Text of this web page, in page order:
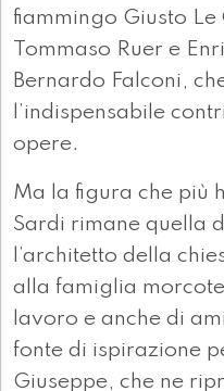
fiammingo Giusto Le
Tommaso Ruer e
Bernardo Falconi,
l’indispensabile
opere.
Ma la figura che più
Sardi rimane quella
l’architetto della
alla famiglia
lavoro e anche di
fonte di ispirazione
Giuseppe, che ne